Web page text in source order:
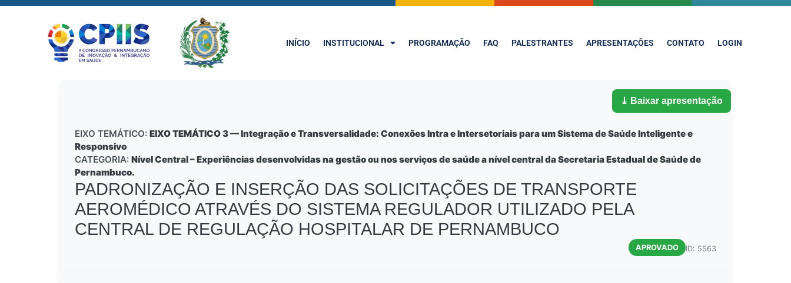
INÍCIO INSTITUCIONAL PROGRAMAÇÃO FAQ PALESTRANTES APRESENTAÇÕES CONTATO LOGIN
⤓ Baixar apresentação
EIXO TEMÁTICO: EIXO TEMÁTICO 3 — Integração e Transversalidade: Conexões Intra e Intersetoriais para um Sistema de Saúde Inteligente e
Responsivo
CATEGORIA: Nível Central – Experiências desenvolvidas na gestão ou nos serviços de saúde a nível central da Secretaria Estadual de Saúde de
Pernambuco.
PADRONIZAÇÃO E INSERÇÃO DAS SOLICITAÇÕES DE TRANSPORTE
AEROMÉDICO ATRAVÉS DO SISTEMA REGULADOR UTILIZADO PELA
CENTRAL DE REGULAÇÃO HOSPITALAR DE PERNAMBUCO
APROVADO ID: 5563